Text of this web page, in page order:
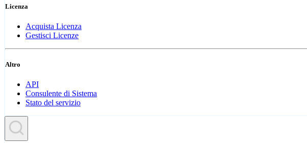
Licenza
Acquista Licenza
Gestisci Licenze
Altro
API
Consulente di Sistema
Stato del servizio